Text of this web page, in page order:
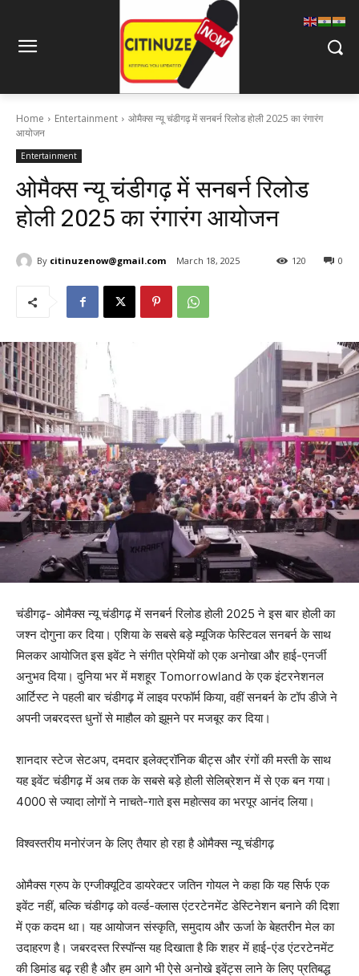
Home Entertainment
ओमैक्स न्यू चंडीगढ़ में सनबर्न रिलोड होली 2025 का रंगारंग
आयोजन
Entertainment
ओमैक्स न्यू चंडीगढ़ में सनबर्न रिलोड
होली 2025 का रंगारंग आयोजन
By citinuzenow@gmail.com March 18, 2025 0
120
चंडीगढ़- ओमैक्स न्यू चंडीगढ़ में सनबर्न रिलोड होली 2025 ने इस बार होली का
जश्न दोगुना कर दिया। एशिया के सबसे बड़े म्यूजिक फेस्टिवल सनबर्न के साथ
मिलकर आयोजित इस इवेंट ने संगीत प्रेमियों को एक अनोखा और हाई-एनर्जी
अनुभव दिया। दुनिया भर में मशहूर Tomorrowland के एक इंटरनेशनल
आर्टिस्ट ने पहली बार चंडीगढ़ में लाइव परफॉर्म किया, वहीं सनबर्न के टॉप डीजे ने
अपनी जबरदस्त धुनों से माहौल को झूमने पर मजबूर कर दिया।
शानदार स्टेज सेटअप, दमदार इलेक्ट्रॉनिक बीट्स और रंगों की मस्ती के साथ
यह इवेंट चंडीगढ़ में अब तक के सबसे बड़े होली सेलिब्रेशन में से एक बन गया।
4000 से ज्यादा लोगों ने नाचते-गाते इस महोत्सव का भरपूर आनंद लिया।
विश्वस्तरीय मनोरंजन के लिए तैयार हो रहा है ओमैक्स न्यू चंडीगढ़
ओमैक्स ग्रुप के एग्जीक्यूटिव डायरेक्टर जतिन गोयल ने कहा कि यह सिर्फ एक
इवेंट नहीं, बल्कि चंडीगढ़ को वर्ल्ड-क्लास एंटरटेनमेंट डेस्टिनेशन बनाने की दिशा
में एक कदम था। यह आयोजन संस्कृति, समुदाय और ऊर्जा के बेहतरीन मेल का
उदाहरण है। जबरदस्त रिस्पॉन्स यह दिखाता है कि शहर में हाई-एंड एंटरटेनमेंट
की डिमांड बढ़ रही है और हम आगे भी ऐसे अनोखे इवेंट्स लाने के लिए प्रतिबद्ध